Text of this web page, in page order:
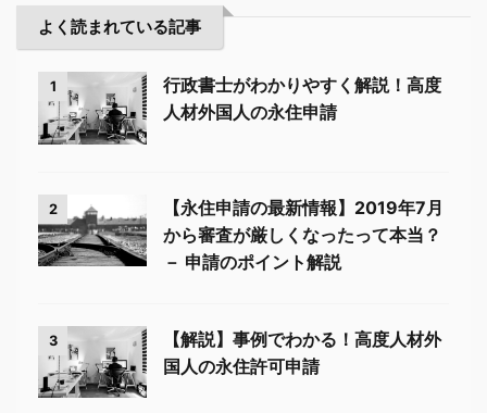
よく読まれている記事
1
行政書士がわかりやすく解説！高度
人材外国人の永住申請
2
【永住申請の最新情報】2019年7月
から審査が厳しくなったって本当？
－ 申請のポイント解説
3
【解説】事例でわかる！高度人材外
国人の永住許可申請